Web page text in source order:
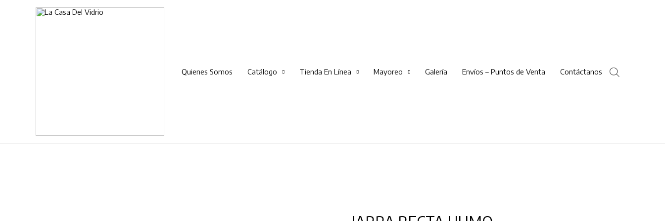
Quienes Somos Catálogo Tienda En Línea Mayoreo Galería Envíos – Puntos de Venta Contáctanos